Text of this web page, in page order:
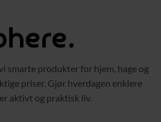
smarte produkter for hjem, hage og
priser. Gjør hverdagen enklere
aktivt og praktisk liv.